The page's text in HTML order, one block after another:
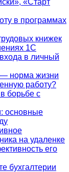
в программах
книжек
1С
в личный
— норма жизни
работу?
борьбе с
основные
на удаленке
его
бухгалтерии